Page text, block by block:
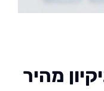
מהיר